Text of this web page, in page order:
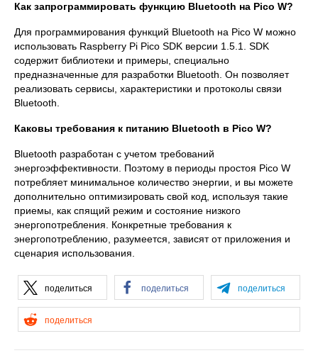
Как запрограммировать функцию Bluetooth на Pico W?
Для программирования функций Bluetooth на Pico W можно
использовать Raspberry Pi Pico SDK версии 1.5.1. SDK
содержит библиотеки и примеры, специально
предназначенные для разработки Bluetooth. Он позволяет
реализовать сервисы, характеристики и протоколы связи
Bluetooth.
Каковы требования к питанию Bluetooth в Pico W?
Bluetooth разработан с учетом требований
энергоэффективности. Поэтому в периоды простоя Pico W
потребляет минимальное количество энергии, и вы можете
дополнительно оптимизировать свой код, используя такие
приемы, как спящий режим и состояние низкого
энергопотребления. Конкретные требования к
энергопотреблению, разумеется, зависят от приложения и
сценария использования.
поделиться поделиться поделиться
поделиться